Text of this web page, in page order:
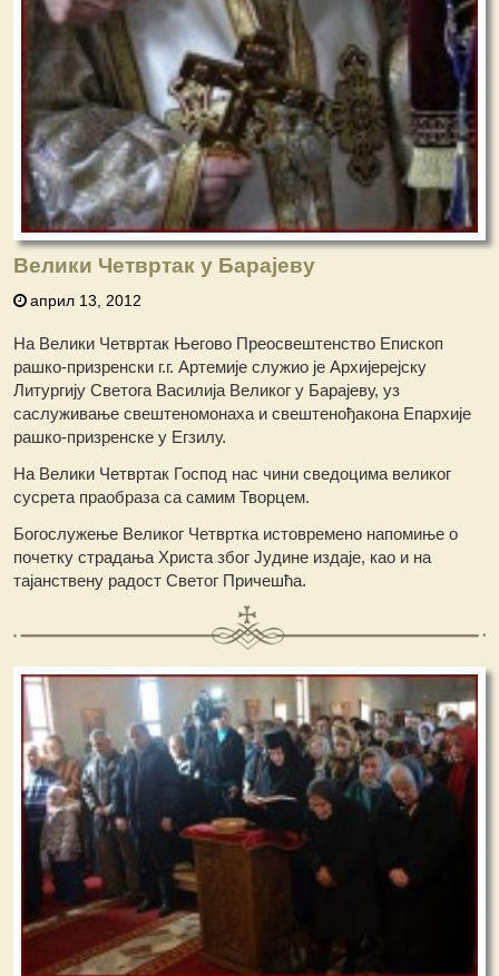
Велики Четвртак у Барајеву
април 13, 2012
На Велики Четвртак Његово Преосвештенство Епископ
рашко-призренски г.г. Артемије служио је Архијерејску
Литургију Светога Василија Великог у Барајеву, уз
саслуживање свештеномонаха и свештенођакона Епархије
рашко-призренске у Егзилу.
На Велики Четвртак Господ нас чини сведоцима великог
сусрета праобраза са самим Творцем.
Богослужење Великог Четвртка истовремено напомиње о
почетку страдања Христа због Јудине издаје, као и на
тајанствену радост Светог Причешћа.